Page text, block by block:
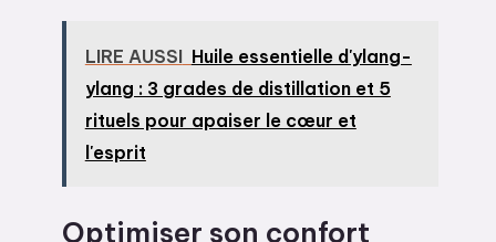
LIRE AUSSI Huile essentielle d'ylang-
ylang : 3 grades de distillation et 5
rituels pour apaiser le cœur et
l'esprit
Optimiser son confort